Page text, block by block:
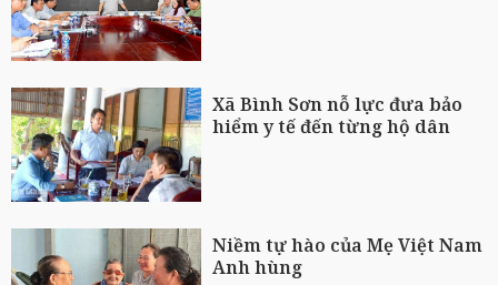
Xã Bình Sơn nỗ lực đưa bảo
hiểm y tế đến từng hộ dân
Niềm tự hào của Mẹ Việt Nam
Anh hùng